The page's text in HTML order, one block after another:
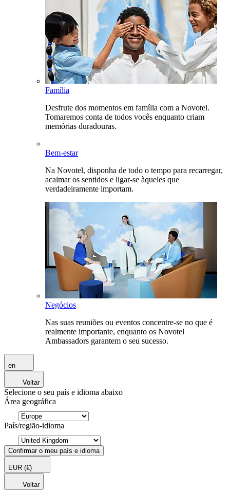
Família
Desfrute dos momentos em família com a Novotel.
Tomaremos conta de todos vocês enquanto criam
memórias duradouras.
Bem-estar
Na Novotel, disponha de todo o tempo para recarregar,
acalmar os sentidos e ligar-se àqueles que
verdadeiramente importam.
Negócios
Nas suas reuniões ou eventos concentre-se no que é
realmente importante, enquanto os Novotel
Ambassadors garantem o seu sucesso.
en
Voltar
Selecione o seu país e idioma abaixo
Área geográfica
País/região-idioma
Confirmar o meu país e idioma
EUR (€)
Voltar